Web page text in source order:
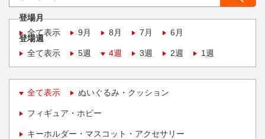
登場月
全て表示
9月 8月 7月 6月
登場週
全て表示
5週 4週 3週 2週 1週
全て表示 ぬいぐるみ・クッション
フィギュア・ホビー
キーホルダー・マスコット・アクセサリー